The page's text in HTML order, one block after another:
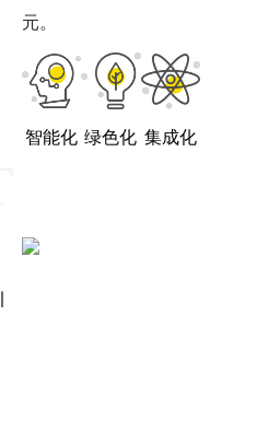
元。
智能化 绿色化 集成化